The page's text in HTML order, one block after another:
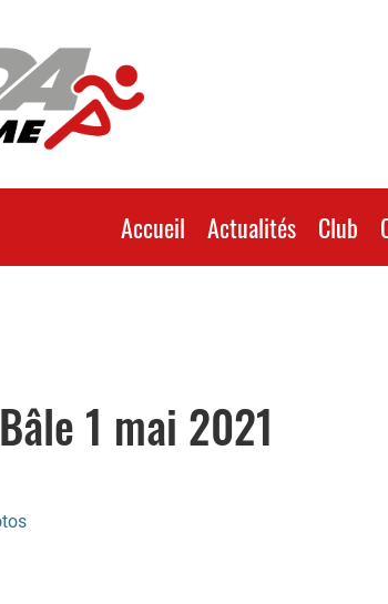
Accueil Actualités Club
1 mai 2021